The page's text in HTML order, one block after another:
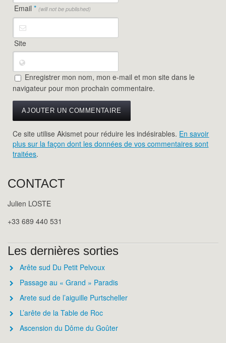
Email* (will not be published)
Site
Enregistrer mon nom, mon e-mail et mon site dans le
navigateur pour mon prochain commentaire.
Ce site utilise Akismet pour réduire les indésirables. En savoir
plus sur la façon dont les données de vos commentaires sont
traitées.
CONTACT
Julien LOSTE
+33 689 440 531
Les dernières sorties
Arête sud Du Petit Pelvoux
Passage au « Grand » Paradis
Arete sud de l’aiguille Purtscheller
L’arête de la Table de Roc
Ascension du Dôme du Goûter